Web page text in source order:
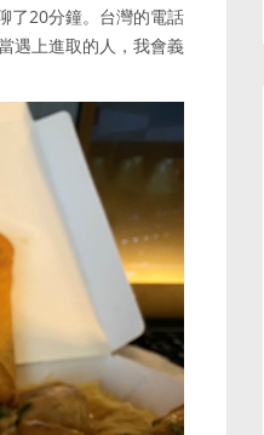
了20分鐘。台灣的電話
遇上進取的人，我會義